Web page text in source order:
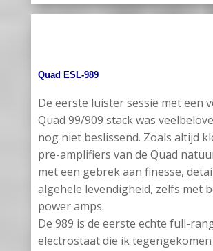
Quad ESL-989
De eerste luister sessie met een
Quad 99/909 stack was
nog niet beslissend. Zoals altijd
pre-amplifiers van de Quad
met een gebrek aan finesse,
algehele levendigheid, zelfs met
power amps.
De 989 is de eerste echte full-
electrostaat die ik